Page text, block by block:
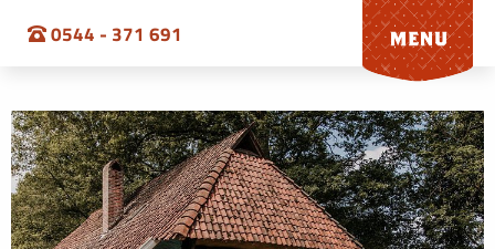
0544 - 371 691